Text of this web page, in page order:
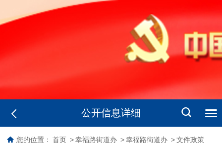
公开信息详细
您的位置： 首页 > 幸福路街道办 > 幸福路街道办 > 文件政策